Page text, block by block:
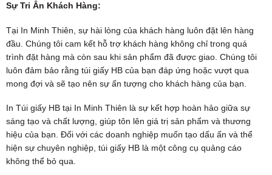
Sự Tri Ân Khách Hàng:
Tại In Minh Thiên, sự hài lòng của khách hàng luôn đặt lên hàng
đầu. Chúng tôi cam kết hỗ trợ khách hàng không chỉ trong quá
trình đặt hàng mà còn sau khi sản phẩm đã được giao. Chúng tôi
luôn đảm bảo rằng túi giấy HB của bạn đáp ứng hoặc vượt qua
mong đợi và sẽ tạo nên sự ấn tượng cho khách hàng của bạn.
In Túi giấy HB tại In Minh Thiên là sự kết hợp hoàn hảo giữa sự
sáng tạo và chất lượng, giúp tôn lên giá trị sản phẩm và thương
hiệu của bạn. Đối với các doanh nghiệp muốn tạo dấu ấn và thể
hiện sự chuyên nghiệp, túi giấy HB là một công cụ quảng cáo
không thể bỏ qua.